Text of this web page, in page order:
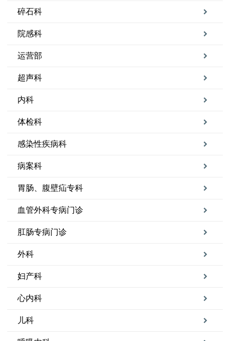
碎石科
院感科
运营部
超声科
内科
体检科
感染性疾病科
病案科
胃肠、腹壁疝专科
血管外科专病门诊
肛肠专病门诊
外科
妇产科
心内科
儿科